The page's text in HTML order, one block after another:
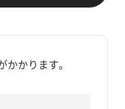
かかります。